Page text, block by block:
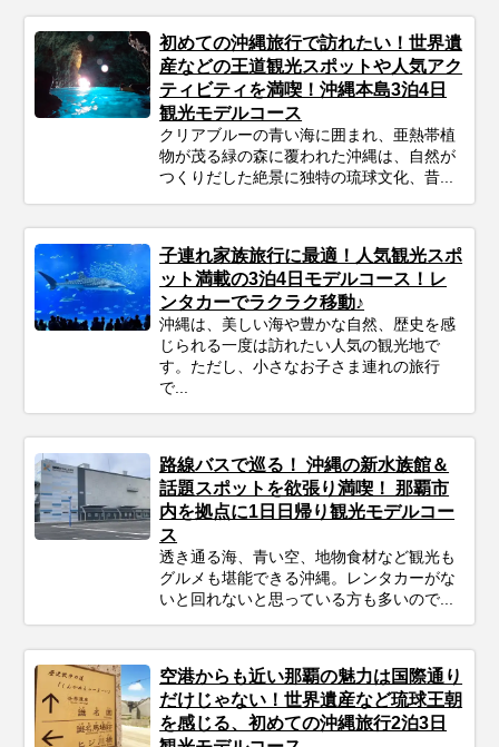
初めての沖縄旅行で訪れたい！世界遺
産などの王道観光スポットや人気アク
ティビティを満喫！沖縄本島3泊4日
観光モデルコース
クリアブルーの青い海に囲まれ、亜熱帯植
物が茂る緑の森に覆われた沖縄は、自然が
つくりだした絶景に独特の琉球文化、昔...
子連れ家族旅行に最適！人気観光スポ
ット満載の3泊4日モデルコース！レ
ンタカーでラクラク移動♪
沖縄は、美しい海や豊かな自然、歴史を感
じられる一度は訪れたい人気の観光地で
す。ただし、小さなお子さま連れの旅行
で...
路線バスで巡る！ 沖縄の新水族館＆
話題スポットを欲張り満喫！ 那覇市
内を拠点に1日日帰り観光モデルコー
ス
透き通る海、青い空、地物食材など観光も
グルメも堪能できる沖縄。レンタカーがな
いと回れないと思っている方も多いので...
空港からも近い那覇の魅力は国際通り
だけじゃない！世界遺産など琉球王朝
を感じる、初めての沖縄旅行2泊3日